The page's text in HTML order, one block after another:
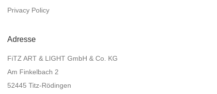
Privacy Policy
Adresse
FiTZ ART & LIGHT GmbH & Co. KG
Am Finkelbach 2
52445 Titz-Rödingen